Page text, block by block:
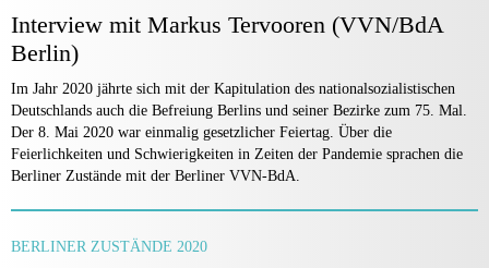
Interview mit Markus Tervooren (VVN/BdA
Berlin)
Im Jahr 2020 jährte sich mit der Kapitulation des nationalsozialistischen
Deutschlands auch die Befreiung Berlins und seiner Bezirke zum 75. Mal.
Der 8. Mai 2020 war einmalig gesetzlicher Feiertag. Über die
Feierlichkeiten und Schwierigkeiten in Zeiten der Pandemie sprachen die
Berliner Zustände mit der Berliner VVN-BdA.
BERLINER ZUSTÄNDE 2020